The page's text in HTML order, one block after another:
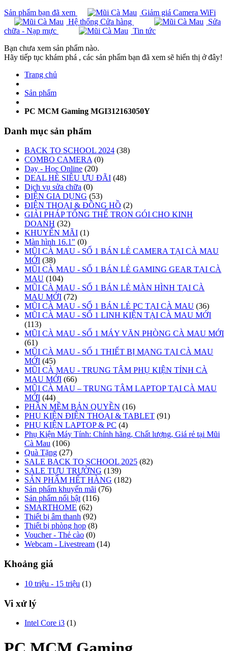
Sản phẩm bạn đã xem
Giảm giá Camera WiFi
Hệ thống Cửa hàng
Sửa
chữa - Nạp mực
Tin tức
Bạn chưa xem sản phẩm nào.
Hãy tiếp tục khám phá , các sản phẩm bạn đã xem sẽ hiển thị ở đây!
Trang chủ
Sản phẩm
PC MCM Gaming MGI312163050Y
Danh mục sản phẩm
BACK TO SCHOOL 2024 (38)
COMBO CAMERA (0)
Dạy - Học Online (20)
DEAL HÈ SIÊU ƯU ĐÃI (48)
Dịch vụ sửa chữa (0)
ĐIỆN GIA DỤNG (53)
ĐIỆN THOẠI & ĐỒNG HỒ (2)
GIẢI PHÁP TỔNG THỂ TRỌN GÓI CHO KINH
DOANH (32)
KHUYẾN MÃI (1)
Màn hình 16.1" (0)
MŨI CÀ MAU - SỐ 1 BÁN LẺ CAMERA TẠI CÀ MAU
MỚI (38)
MŨI CÀ MAU - SỐ 1 BÁN LẺ GAMING GEAR TẠI CÀ
MAU (104)
MŨI CÀ MAU - SỐ 1 BÁN LẺ MÀN HÌNH TẠI CÀ
MAU MỚI (72)
MŨI CÀ MAU - SỐ 1 BÁN LẺ PC TẠI CÀ MAU (36)
MŨI CÀ MAU - SỐ 1 LINH KIỆN TẠI CÀ MAU MỚI
(113)
MŨI CÀ MAU - SỐ 1 MÁY VĂN PHÒNG CÀ MAU MỚI
(61)
MŨI CÀ MAU - SỐ 1 THIẾT BỊ MẠNG TẠI CÀ MAU
MỚI (45)
MŨI CÀ MAU - TRUNG TÂM PHỤ KIỆN TỈNH CÀ
MAU MỚI (66)
MŨI CÀ MAU – TRUNG TÂM LAPTOP TẠI CÀ MAU
MỚI (44)
PHẦN MỀM BẢN QUYỀN (16)
PHỤ KIỆN ĐIỆN THOẠI & TABLET (91)
PHỤ KIỆN LAPTOP & PC (4)
Phụ Kiện Máy Tính: Chính hãng, Chất lượng, Giá rẻ tại Mũi
Cà Mau (106)
Quà Tặng (27)
SALE BACK TO SCHOOL 2025 (82)
SALE TỰU TRƯỜNG (139)
SẢN PHẨM HẾT HÀNG (182)
Sản phẩm khuyến mãi (76)
Sản phẩm nổi bật (116)
SMARTHOME (62)
Thiết bị âm thanh (92)
Thiết bị phòng họp (8)
Voucher - Thẻ cào (0)
Webcam - Livestream (14)
Khoảng giá
10 triệu - 15 triệu (1)
Vi xử lý
Intel Core i3 (1)